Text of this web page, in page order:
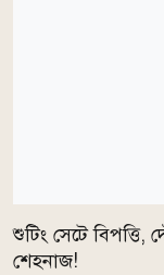
শুটিং সেটে
শেহনাজ!